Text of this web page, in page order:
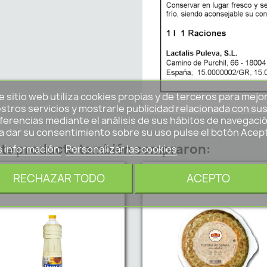
sitio web utiliza cookies propias y de terceros para
servicios y mostrarle publicidad relacionada con sus
mediante el análisis de sus hábitos de
dar su consentimiento sobre su uso pulse el botón
información Personalizar las cookies
RECHAZAR TODO ACEPTO
producto también compraron:
favorite_border